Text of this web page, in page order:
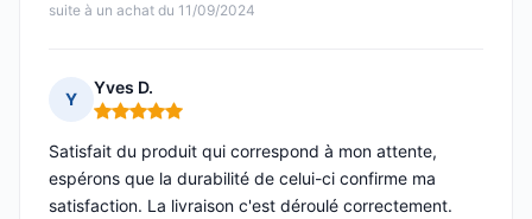
suite à un achat du 11/09/2024
Y
Yves D.
Note : 5 sur 5
Satisfait du produit qui correspond à mon attente,
espérons que la durabilité de celui-ci confirme ma
satisfaction. La livraison c'est déroulé correctement.